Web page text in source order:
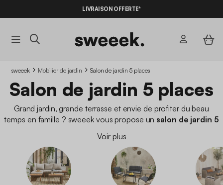
BONS PLANS* AVEC LECODE SUMMER10
sweeek Mobilier de jardin Salon de jardin 5 places
Salon de jardin 5 places
Grand jardin, grande terrasse et envie de profiter du beau
temps en famille ? sweeek vous propose un salon de jardin 5
souhaitez accueillir des convives. Chez sweeek, nous vous
proposons aussi des salons extérieurs pour
4 personnes,10
personnes
12 personnes.
Voir plus